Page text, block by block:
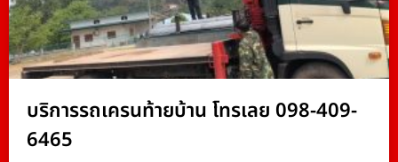
บริการรถเครนท้ายบ้าน โทรเลย 098-409-
6465